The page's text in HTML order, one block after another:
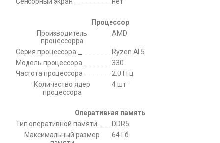
Процессор
Производитель
процессорра
AMD
Серия процессора
Ryzen AI 5
Модель процессора
330
Частота процессора
2.0 ГГц
Количество ядер
процессора
4 шт
Оперативная память
Тип оперативной памяти
DDR5
Максимальный размер
64 Гб